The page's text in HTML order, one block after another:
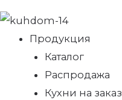
Продукция
Каталог
Распродажа
Кухни на заказ